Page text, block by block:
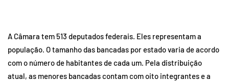
A Câmara tem 513 deputados federais. Eles representam a
população. O tamanho das bancadas por estado varia de acordo
com o número de habitantes de cada um. Pela distribuição
atual, as menores bancadas contam com oito integrantes e a